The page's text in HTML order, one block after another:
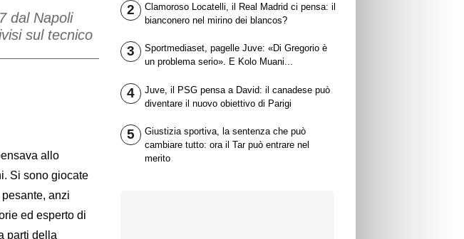
dal Napoli
sul tecnico
allo
Si sono giocate
anzi
ed esperto di
parti della
2
Clamoroso Locatelli, il Real Madrid ci pensa: il
bianconero nel mirino dei blancos?
3
Sportmediaset, pagelle Juve: «Di Gregorio è
un problema serio». E Kolo Muani...
4
Juve, il PSG pensa a David: il canadese può
diventare il nuovo obiettivo di Parigi
5
Giustizia sportiva, la sentenza che può
cambiare tutto: ora il Tar può entrare nel
merito